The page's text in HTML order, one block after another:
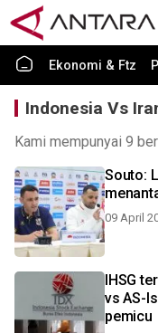
Ekonomi & Ftz
Indonesia Vs
Kami mempunyai 9
Souto:
09 April
IHSG
vs AS-
pemicu